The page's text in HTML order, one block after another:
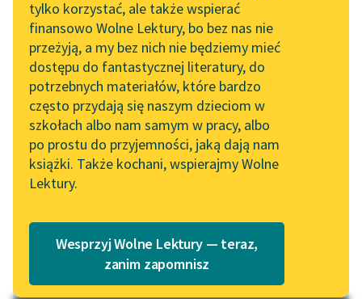
Zapraszamy na spotkanie
online z tłumaczkami
literatury skandynawskiej
Spotkanie z Katarzyną
Tunkiel w Oslo
102. lata temu zmarł
Joseph Conrad
Lektury szkolne i klasyka
literatury do słuchania dla
czytających
API
OAI-PMH
Widget Wolnych Lektur
Przypisy
Katalog w formacie PDF
tylko korzystać, ale także wspierać
finansowo Wolne Lektury, bo bez nas nie
przeżyją, a my bez nich nie będziemy mieć
dostępu do fantastycznej literatury, do
potrzebnych materiałów, które bardzo
często przydają się naszym dzieciom w
szkołach albo nam samym w pracy, albo
po prostu do przyjemności, jaką dają nam
książki. Także kochani, wspierajmy Wolne
Lektury.
Wesprzyj Wolne Lektury — teraz,
zanim zapomnisz
Dawniej mąż, mając
żonę, również często
posiadał kochankę czy
utrzymankę, o czym
często wiedziała
żona...
Motyw: Mąż